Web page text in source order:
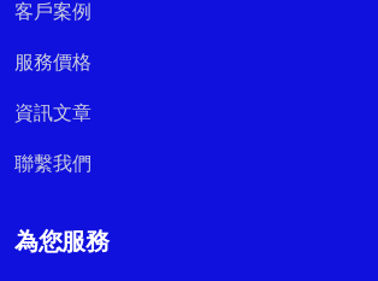
客戶案例
服務價格
資訊文章
聯繫我們
為您服務